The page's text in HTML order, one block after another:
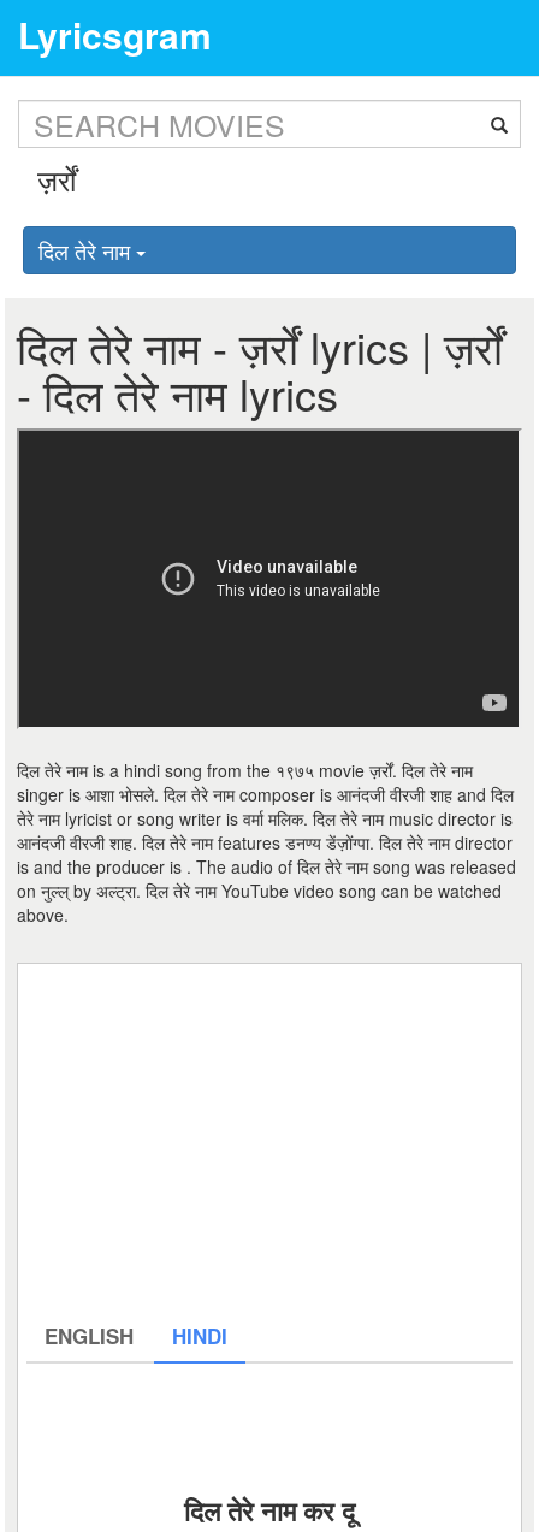
Lyricsgram
दिल तेरे नाम
दिल तेरे नाम - ज़र्रों lyrics | ज़र्रों
- दिल तेरे नाम lyrics
दिल तेरे नाम is a hindi song from the १९७५ movie ज़र्रों. दिल तेरे नाम
singer is आशा भोसले. दिल तेरे नाम composer is आनंदजी वीरजी शाह and दिल
तेरे नाम lyricist or song writer is वर्मा मलिक. दिल तेरे नाम music director is
आनंदजी वीरजी शाह. दिल तेरे नाम features डनण्य डेंज़ोंग्पा. दिल तेरे नाम director
is and the producer is . The audio of दिल तेरे नाम song was released
on नुल्ल् by अल्ट्रा. दिल तेरे नाम YouTube video song can be watched
above.
ENGLISH HINDI
दिल तेरे नाम कर दू